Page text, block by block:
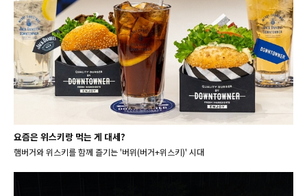
요즘은 위스키랑 먹는 게 대세?
햄버거와 위스키를 함께 즐기는 '버위(버거+위스키)' 시대